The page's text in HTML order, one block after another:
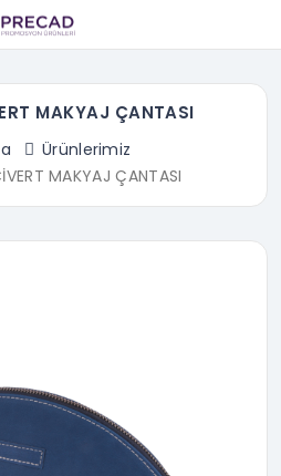
MAKYAJ ÇANTASI
Ürünlerimiz
MAKYAJ ÇANTASI